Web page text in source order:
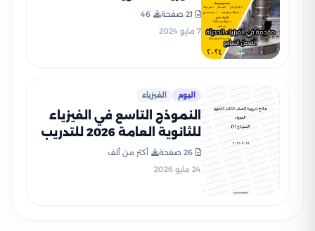
الفصل السابع الليزر
21 صفحة
46
7 مايو 2024
اليوم الفيزياء
النموذج التاسع في الفيزياء
للثانوية العامة 2026 للتدريب
على امتحان آخر العام
26 صفحة
أكثر من ألف
24 مايو 2026